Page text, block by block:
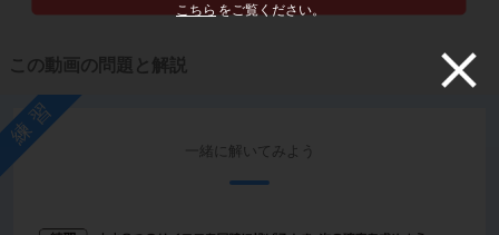
こちら をご覧ください。
この動画の問題と解説
練習
一緒に解いてみよう